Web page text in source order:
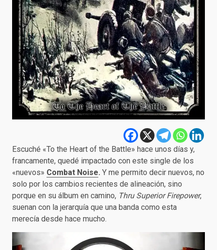
Escuché «To the Heart of the Battle» hace unos días y,
francamente, quedé impactado con este single de los
«nuevos» Combat Noise. Y me permito decir nuevos, no
solo por los cambios recientes de alineación, sino
porque en su álbum en camino, Thru Superior Firepower,
suenan con la jerarquía que una banda como esta
merecía desde hace mucho.